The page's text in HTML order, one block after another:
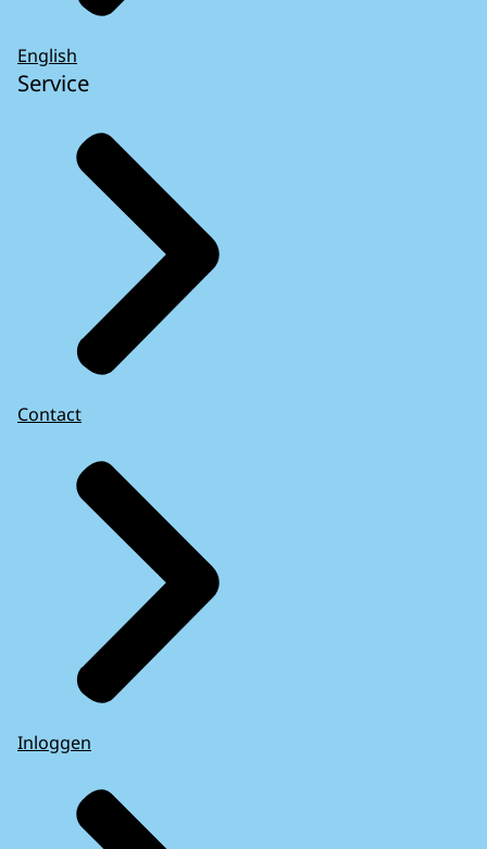
English
Service
Contact
Inloggen